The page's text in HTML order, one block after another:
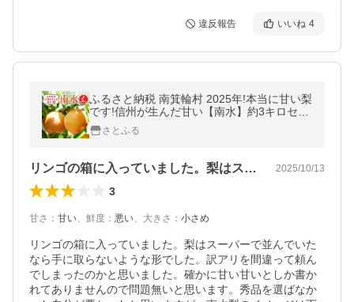
違反報告 いいね 4
ふるさと納税 南箕輪村 2025年!本当に甘い梨
です!信州が生んだ甘い【南水】約3キロセッ
ト! さとふる
リンゴの箱に入っていました。梨はスーパ… 2025/10/13
3
甘さ ： 甘い、 鮮度 ： 悪い、 大きさ ： 小さめ
リンゴの箱に入っていました。梨はスーパーで並んでいた
なら手に取らないような形でした。訳アリを間違って頼ん
でしまったのかと思いました。確かに甘い甘いとしか書か
れてありませんので問題無いと思います。秀品を選ばなか